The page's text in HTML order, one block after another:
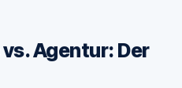
Agentur: Der